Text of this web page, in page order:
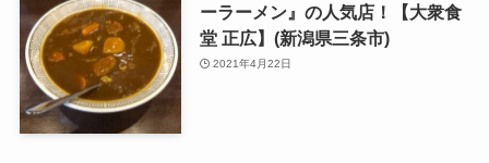
ーラーメン』の人気店！【大衆食
堂 正広】(新潟県三条市)
2021年4月22日